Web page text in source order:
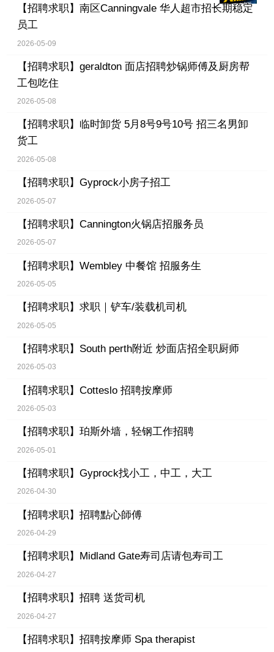
【招聘求职】 南区Canningvale 华人超市招长期稳定
员工
2026-05-09
【招聘求职】 geraldton 面店招聘炒锅师傅及厨房帮
工包吃住
2026-05-08
【招聘求职】 临时卸货 5月8号9号10号 招三名男卸
货工
2026-05-08
【招聘求职】 Gyprock小房子招工
2026-05-07
【招聘求职】 Cannington火锅店招服务员
2026-05-07
【招聘求职】 Wembley 中餐馆 招服务生
2026-05-05
【招聘求职】 求职｜铲车/装载机司机
2026-05-05
【招聘求职】 South perth附近 炒面店招全职厨师
2026-05-03
【招聘求职】 Cotteslo 招聘按摩师
2026-05-03
【招聘求职】 珀斯外墙，轻钢工作招聘
2026-05-01
【招聘求职】 Gyprock找小工，中工，大工
2026-04-30
【招聘求职】 招聘點心師傅
2026-04-29
【招聘求职】 Midland Gate寿司店请包寿司工
2026-04-27
【招聘求职】 招聘 送货司机
2026-04-27
【招聘求职】 招聘按摩师 Spa therapist